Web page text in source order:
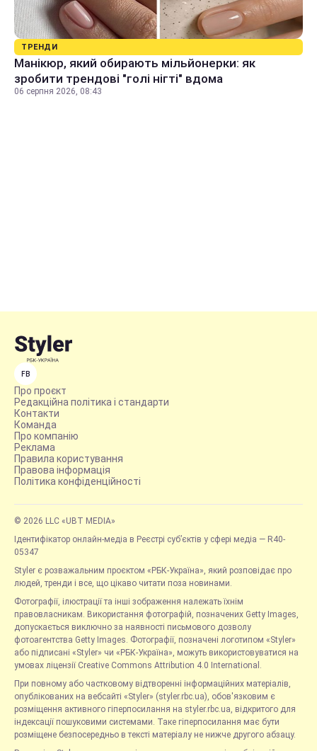
ТРЕНДИ
Манікюр, який обирають мільйонерки: як
зробити трендові "голі нігті" вдома
06 серпня 2026, 08:43
FB
Про проєкт
Редакційна політика і стандарти
Контакти
Команда
Про компанію
Реклама
Правила користування
Правова інформація
Політика конфіденційності
© 2026 LLC «UBT MEDIA»
Ідентифікатор онлайн-медіа в Реєстрі суб’єктів у сфері медіа — R40-
05347
Styler є розважальним проєктом «РБК-Україна», який розповідає про
людей, тренди і все, що цікаво читати поза новинами.
Фотографії, ілюстрації та інші зображення належать їхнім
правовласникам. Використання фотографій, позначених Getty Images,
допускається виключно за наявності письмового дозволу
фотоагентства Getty Images. Фотографії, позначені логотипом «Styler»
або підписані «Styler» чи «РБК-Україна», можуть використовуватися на
умовах ліцензії Creative Commons Attribution 4.0 International.
При повному або частковому відтворенні інформаційних матеріалів,
опублікованих на вебсайті «Styler» (styler.rbc.ua), обов'язковим є
розміщення активного гіперпосилання на styler.rbc.ua, відкритого для
індексації пошуковими системами. Таке гіперпосилання має бути
розміщене безпосередньо в тексті матеріалу не нижче другого абзацу.